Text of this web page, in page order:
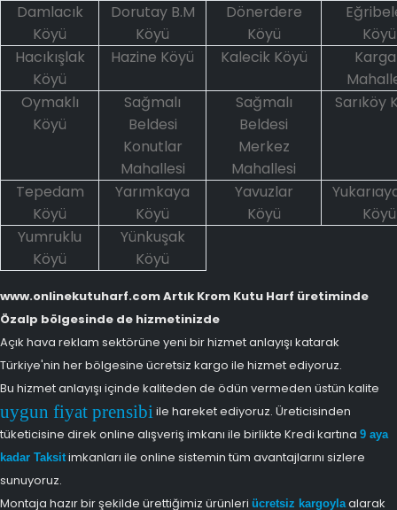
Damlacık
Köyü
Dorutay B.M
Köyü
Dönerdere
Köyü
Köyü
Hacıkışlak
Köyü
Hazine Köyü Kalecik Köyü
Oymaklı
Köyü
Sağmalı
Beldesi
Konutlar
Mahallesi
Sağmalı
Beldesi
Merkez
Mahallesi
Sarıköy
Tepedam
Köyü
Yarımkaya
Köyü
Yavuzlar
Köyü
Köyü
Yumruklu
Köyü
Yünkuşak
Köyü
www.onlinekutuharf.com Artık Krom Kutu Harf üretiminde
Özalp bölgesinde de hizmetinizde
Açık hava reklam sektörüne yeni bir hizmet anlayışı katarak
Türkiye'nin her bölgesine ücretsiz kargo ile hizmet ediyoruz.
Bu hizmet anlayışı içinde kaliteden de ödün vermeden üstün kalite
uygun fiyat prensibi ile hareket ediyoruz. Üreticisinden
tüketicisine direk online alışveriş imkanı ile birlikte Kredi kartına 9 aya
kadar Taksitimkanları ile online sistemin tüm avantajlarını sizlere
sunuyoruz.
Montaja hazır bir şekilde ürettiğimiz ürünleri ücretsiz kargoylaalarak